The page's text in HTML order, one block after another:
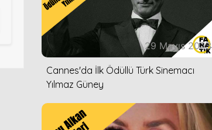
29 Mayıs 2023
Cannes'da İlk Ödüllü Türk Sinemacı
Yılmaz Güney